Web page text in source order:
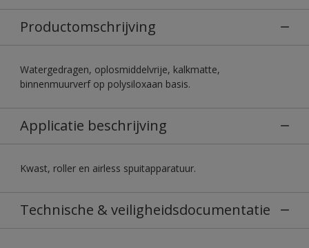
Productomschrijving
Watergedragen, oplosmiddelvrije, kalkmatte,
binnenmuurverf op polysiloxaan basis.
Applicatie beschrijving
Kwast, roller en airless spuitapparatuur.
Technische & veiligheidsdocumentatie